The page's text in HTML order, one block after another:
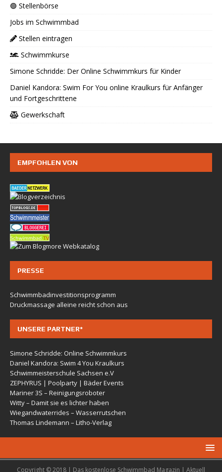
🟢 Stellenbörse
Jobs im Schwimmbad
Stellen eintragen
Schwimmkurse
Simone Schridde: Der Online Schwimmkurs für Kinder
Daniel Kandora: Swim For You online Kraulkurs für Anfänger
und Fortgeschrittene
Gewerkschaft
EMPFOHLEN VON
PRESSE
Schwimmbadinvestitionsprogramm
Druckmassage alleine reicht schon aus
UNSERE PARTNER*
Simone Schridde: Online Schwimmkurs
Daniel Kandora: Swim 4 You Kraulkurs
Schwimmeisterschule Sachsen e.V
ZEPHYRUS | Poolparty | Bäder Events
Mariner 3S – Reinigungsroboter
Witty – Damit sie es lichter haben
Wiegandwaterrides – Wasserrutschen
Thomas Lindemann – Litho-Verlag
Copyright © 2018 | Das kostenlose Schwimmbad Magazin | Aktuell